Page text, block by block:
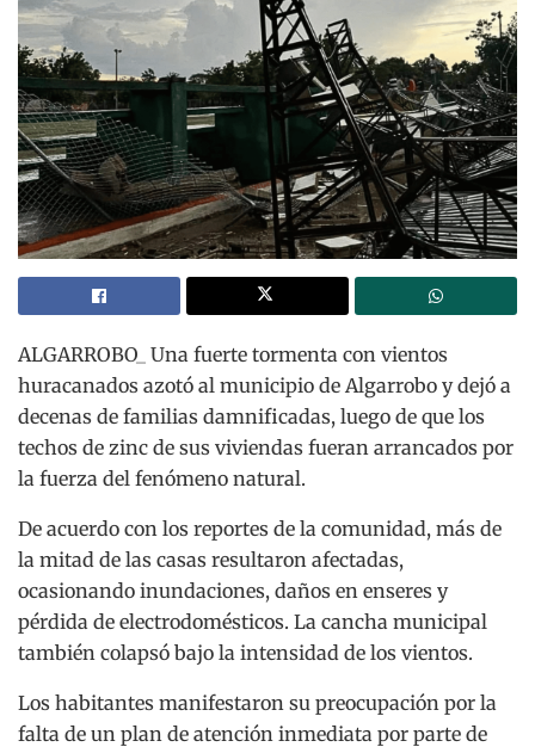
ALGARROBO_ Una fuerte tormenta con vientos
huracanados azotó al municipio de Algarrobo y dejó a
decenas de familias damnificadas, luego de que los
techos de zinc de sus viviendas fueran arrancados por
la fuerza del fenómeno natural.
De acuerdo con los reportes de la comunidad, más de
la mitad de las casas resultaron afectadas,
ocasionando inundaciones, daños en enseres y
pérdida de electrodomésticos. La cancha municipal
también colapsó bajo la intensidad de los vientos.
Los habitantes manifestaron su preocupación por la
falta de un plan de atención inmediata por parte de